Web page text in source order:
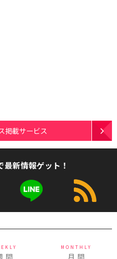
掲載サービス
新情報ゲット！
間
MONTHLY
月 間